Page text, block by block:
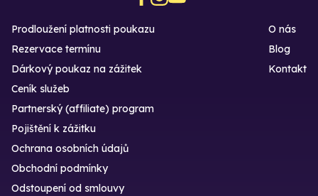
Prodloužení platnosti poukazu
Rezervace termínu
Dárkový poukaz na zážitek
O nás
Blog
Kontakt
Ceník služeb
Partnerský (affiliate) program
Pojištění k zážitku
Ochrana osobních údajů
Obchodní podmínky
Odstoupení od smlouvy